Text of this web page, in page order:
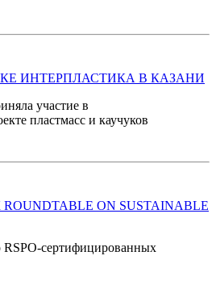
ИНТЕРПЛАСТИКА В КАЗАНИ
участие в
пластмасс и каучуков
ON SUSTAINABLE
сертифицированных